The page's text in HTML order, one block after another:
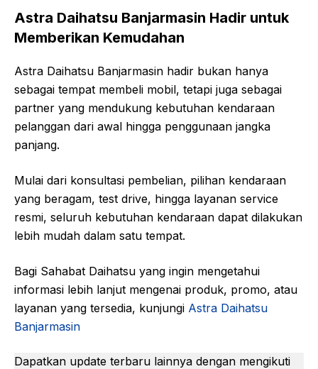
Astra Daihatsu Banjarmasin Hadir untuk
Memberikan Kemudahan
Astra Daihatsu Banjarmasin hadir bukan hanya
sebagai tempat membeli mobil, tetapi juga sebagai
partner yang mendukung kebutuhan kendaraan
pelanggan dari awal hingga penggunaan jangka
panjang.
Mulai dari konsultasi pembelian, pilihan kendaraan
yang beragam, test drive, hingga layanan service
resmi, seluruh kebutuhan kendaraan dapat dilakukan
lebih mudah dalam satu tempat.
Bagi Sahabat Daihatsu yang ingin mengetahui
informasi lebih lanjut mengenai produk, promo, atau
layanan yang tersedia, kunjungi Astra Daihatsu
Banjarmasin
Dapatkan update terbaru lainnya dengan mengikuti